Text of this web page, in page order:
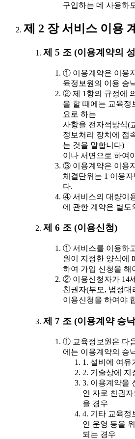
구입하는 데 사용하
제 2 장 서비스 이용
제 5 조 (이용계약의
① 이용계약은 이용
육정보원의 이용 승
② 제 1항의 규정에
을 할 때에는 교육정
요로 하는
사항을 전자적방식(
정보처리 장치에 접
는 것을 말합니다)
이나 서면으로 하여
③ 이용계약은 이용
체결단위는 1 이용
다.
④ 서비스의 대량이
에 관한 계약은 별도
제 6 조 (이용신청)
① 서비스를 이용하
원이 지정한 양식에
하여 가입 신청을 해
② 이용신청자가 14
친권자(부모, 법정대
이용신청을 하여야
제 7 조 (이용계약 승
① 교육정보원은 다
에는 이용계약의 승
1. 설비에 여유
2. 기술상에 지
3. 이용계약을
인 자로 친권
을 경우
4. 기타 교육정
인 운영 등을
되는 경우